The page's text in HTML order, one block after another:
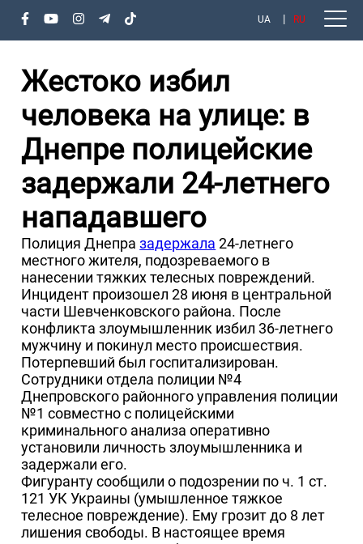
UA RU
Жестоко избил
человека на улице: в
Днепре полицейские
задержали 24-летнего
нападавшего
Полиция Днепразадержала 24-летнего
местного жителя, подозреваемого в
нанесении тяжких телесных повреждений.
Инцидент произошел 28 июня в центральной
части Шевченковского района. После
конфликта злоумышленник избил 36-летнего
мужчину и покинул место происшествия.
Потерпевший был госпитализирован.
Сотрудники отдела полиции №4
Днепровского районного управления полиции
№1 совместно с полицейскими
криминального анализа оперативно
установили личность злоумышленника и
задержали его.
Фигуранту сообщили о подозрении по ч. 1 ст.
121 УК Украины (умышленное тяжкое
телесное повреждение). Ему грозит до 8 лет
лишения свободы. В настоящее время